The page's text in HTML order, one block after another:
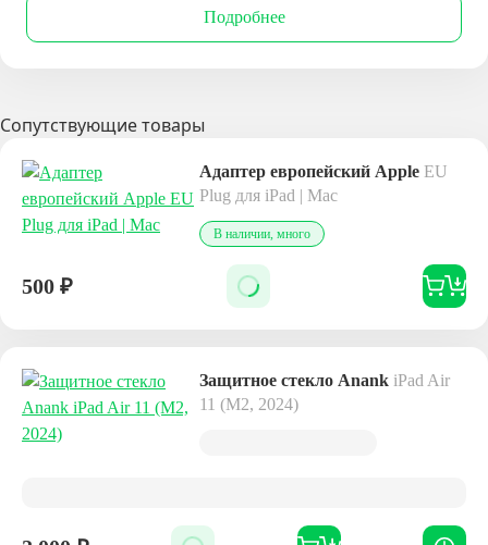
Подробнее
Сопутствующие товары
Адаптер европейский Apple EU
Plug для iPad | Mac
В наличии, много
500 ₽
Защитное стекло Anank iPad Air
11 (M2, 2024)